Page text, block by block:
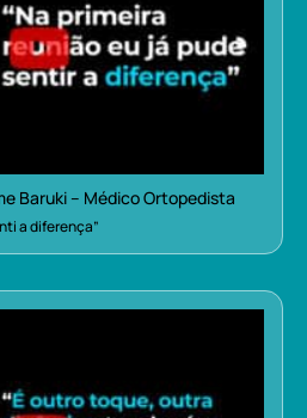
Baruki – Médico Ortopedista
a diferença”